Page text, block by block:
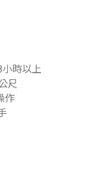
時以上
尺
作